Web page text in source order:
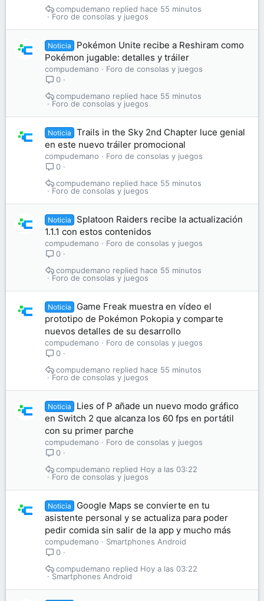
Foro de consolas y juegos
hace 55 minutos
compudemano
Noticia
Pokémon Unite recibe a Reshiram como
Pokémon jugable: detalles y tráiler
compudemano
Foro de consolas y juegos
0
Foro de consolas y juegos
hace 55 minutos
compudemano
Noticia
Trails in the Sky 2nd Chapter luce genial
en este nuevo tráiler promocional
compudemano
Foro de consolas y juegos
0
Foro de consolas y juegos
hace 55 minutos
compudemano
Noticia
Splatoon Raiders recibe la actualización
1.1.1 con estos contenidos
compudemano
Foro de consolas y juegos
0
Foro de consolas y juegos
hace 55 minutos
compudemano
Noticia
Game Freak muestra en vídeo el
prototipo de Pokémon Pokopia y comparte
nuevos detalles de su desarrollo
compudemano
Foro de consolas y juegos
0
Foro de consolas y juegos
hace 55 minutos
compudemano
Noticia
Lies of P añade un nuevo modo gráfico
en Switch 2 que alcanza los 60 fps en portátil
con su primer parche
compudemano
Foro de consolas y juegos
0
Foro de consolas y juegos
Hoy a las 03:22
compudemano
Noticia
Google Maps se convierte en tu
asistente personal y se actualiza para poder
pedir comida sin salir de la app y mucho más
compudemano
Smartphones Android
0
Smartphones Android
Hoy a las 03:22
compudemano